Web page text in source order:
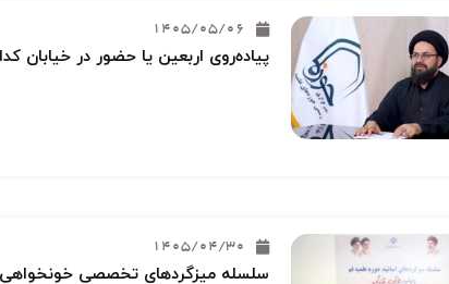
1405/05/06
پیاده‌روی اربعین یا حضور در خیابان
1405/04/30
سلسله میزگردهای تخصصی خونخواهی